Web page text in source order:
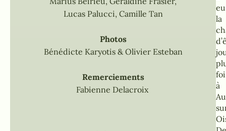
Lucas Palucci, Camille Tan
Photos
Bénédicte Karyotis & Olivier Esteban
Remerciements
Fabienne Delacroix
eu
la
à